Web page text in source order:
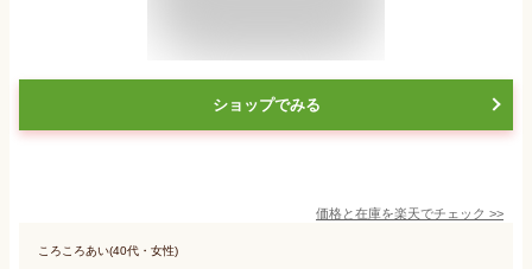
ショップでみる
価格と在庫を楽天でチェック >>
ころころあい(40代・女性)